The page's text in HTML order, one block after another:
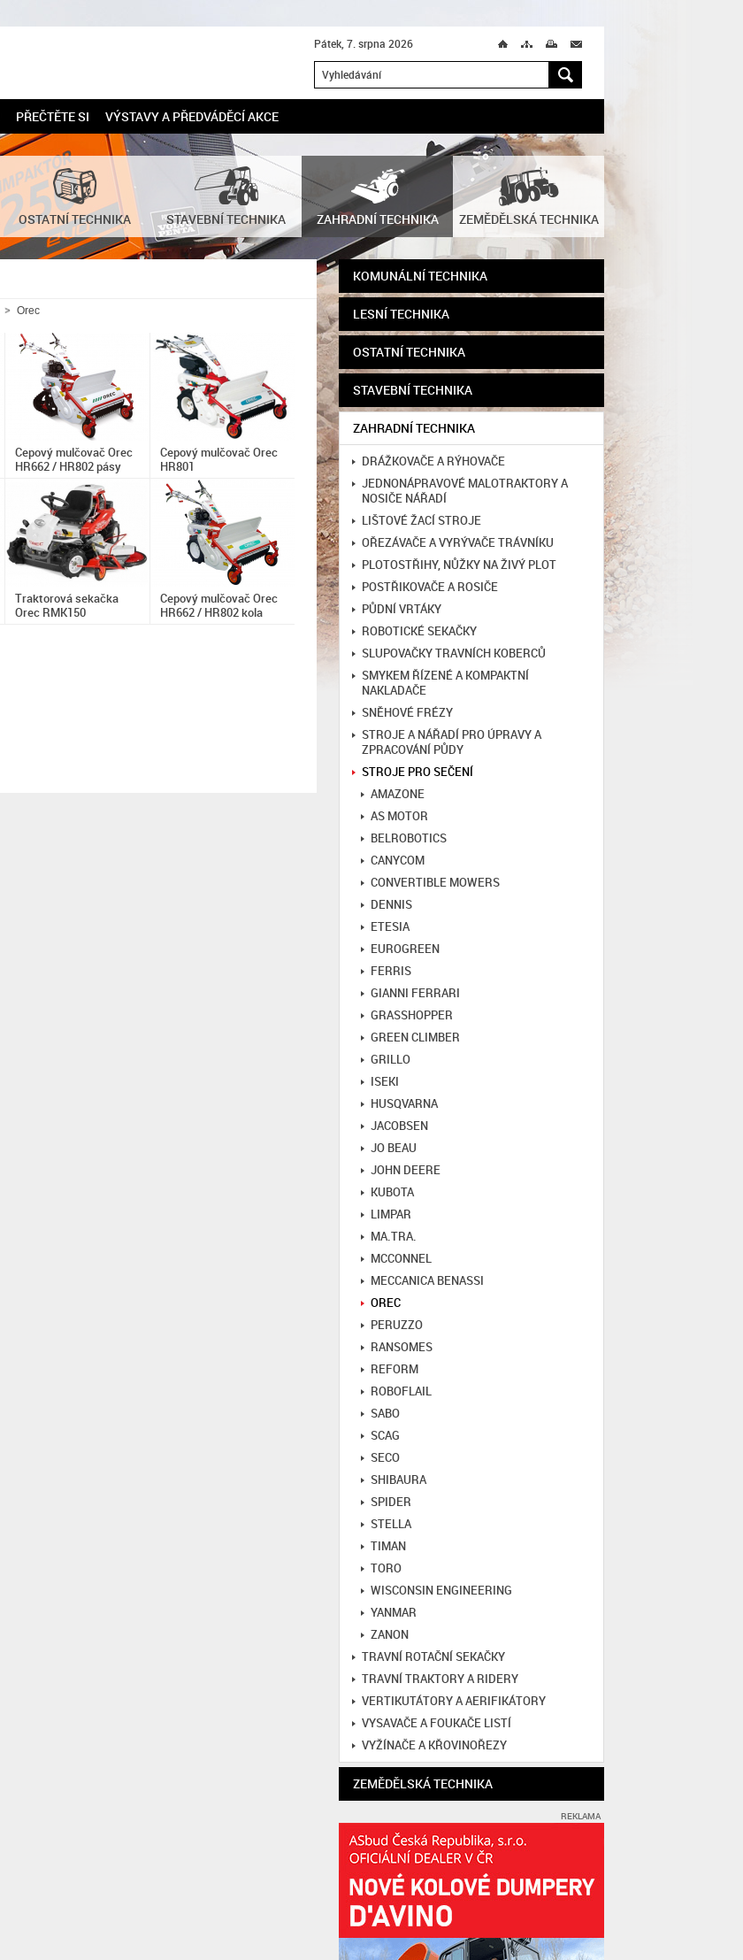
Pátek, 7. srpna 2026 Ú M T M
H
PŘEČTĚTE SI VÝSTAVY A PŘEDVÁDĚCÍ AKCE
OSTATNÍ TECHNIKA STAVEBNÍ TECHNIKA ZAHRADNÍ TECHNIKA ZEMĚDĚLSKÁ TECHNIKA
Orec
Cepový mulčovač Orec
HR662 / HR802 pásy
Cepový mulčovač Orec
HR801
Traktorová sekačka
Orec RMK150
Cepový mulčovač Orec
HR662 / HR802 kola
KOMUNÁLNÍ TECHNIKA
LESNÍ TECHNIKA
OSTATNÍ TECHNIKA
STAVEBNÍ TECHNIKA
ZAHRADNÍ TECHNIKA
DRÁŽKOVAČE A RÝHOVAČE
JEDNONÁPRAVOVÉ MALOTRAKTORY A
NOSIČE NÁŘADÍ
LIŠTOVÉ ŽACÍ STROJE
OŘEZÁVAČE A VYRÝVAČE TRÁVNÍKU
PLOTOSTŘIHY, NŮŽKY NA ŽIVÝ PLOT
POSTŘIKOVAČE A ROSIČE
PŮDNÍ VRTÁKY
ROBOTICKÉ SEKAČKY
SLUPOVAČKY TRAVNÍCH KOBERCŮ
SMYKEM ŘÍZENÉ A KOMPAKTNÍ
NAKLADAČE
SNĚHOVÉ FRÉZY
STROJE A NÁŘADÍ PRO ÚPRAVY A
ZPRACOVÁNÍ PŮDY
STROJE PRO SEČENÍ
AMAZONE
AS MOTOR
BELROBOTICS
CANYCOM
CONVERTIBLE MOWERS
DENNIS
ETESIA
EUROGREEN
FERRIS
GIANNI FERRARI
GRASSHOPPER
GREEN CLIMBER
GRILLO
ISEKI
HUSQVARNA
JACOBSEN
JO BEAU
JOHN DEERE
KUBOTA
LIMPAR
MA.TRA.
MCCONNEL
MECCANICA BENASSI
OREC
PERUZZO
RANSOMES
REFORM
ROBOFLAIL
SABO
SCAG
SECO
SHIBAURA
SPIDER
STELLA
TIMAN
TORO
WISCONSIN ENGINEERING
YANMAR
ZANON
TRAVNÍ ROTAČNÍ SEKAČKY
TRAVNÍ TRAKTORY A RIDERY
VERTIKUTÁTORY A AERIFIKÁTORY
VYSAVAČE A FOUKAČE LISTÍ
VYŽÍNAČE A KŘOVINOŘEZY
ZEMĚDĚLSKÁ TECHNIKA
REKLAMA